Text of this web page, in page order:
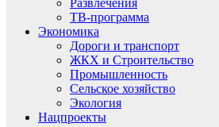
Развлечения
ТВ-программа
Экономика
Дороги и транспорт
ЖКХ и Строительство
Промышленность
Сельское хозяйство
Экология
Нацпроекты